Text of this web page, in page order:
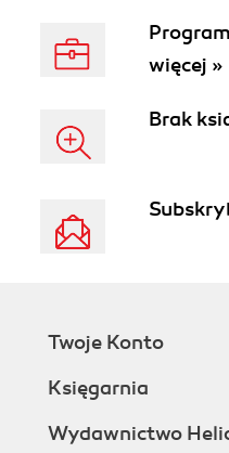
więcej »
Brak
Twoje Konto
Księgarnia
Wydawnictwo